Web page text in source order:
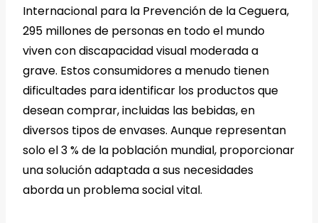
Internacional para la Prevención de la Ceguera,
295 millones de personas en todo el mundo
viven con discapacidad visual moderada a
grave. Estos consumidores a menudo tienen
dificultades para identificar los productos que
desean comprar, incluidas las bebidas, en
diversos tipos de envases. Aunque representan
solo el 3 % de la población mundial, proporcionar
una solución adaptada a sus necesidades
aborda un problema social vital.